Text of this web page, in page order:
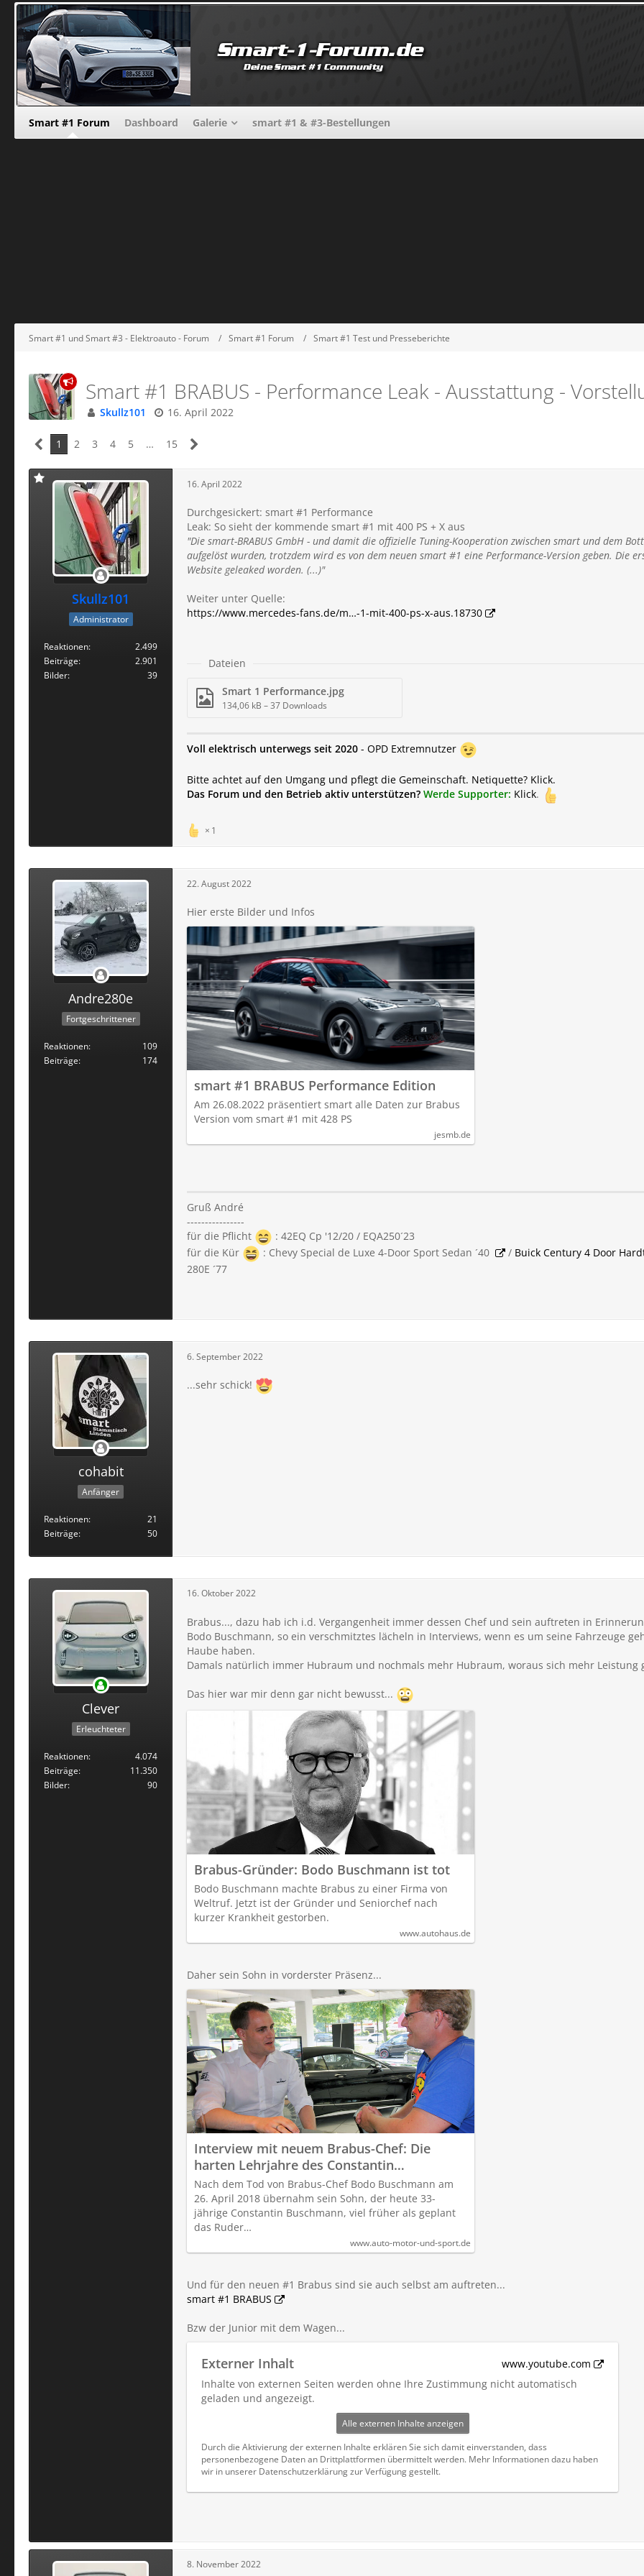
Smart #1 Forum Dashboard Galerie smart #1 & #3-Bestellungen
Smart #1 und Smart #3 - Elektroauto - Forum Smart #1 Forum Smart #1 Test und Presseberichte
Smart #1 BRABUS - Performance Leak - Ausstattung -
Skullz101 16. April 2022
1 2 3 4 5 … 15
Skullz101
Administrator
Reaktionen
2.499
Beiträge
2.901
Bilder
39
16. April 2022
Durchgesickert: smart #1 Performance
Leak: So sieht der kommende smart #1 mit 400 PS + X aus
"Die smart-BRABUS GmbH - und damit die offizielle Tuning-Kooperation zwischen smart und dem
aufgelöst wurden, trotzdem wird es von dem neuen smart #1 eine Performance-Version geben. Die
Website geleaked worden. (...)"
Weiter unter Quelle:
https://www.mercedes-fans.de/m…-1-mit-400-ps-x-aus.18730
Dateien
Smart 1 Performance.jpg
134,06 kB – 37 Downloads
Voll elektrisch unterwegs seit 2020 - OPD Extremnutzer
Bitte achtet auf den Umgang und pflegt die Gemeinschaft. Netiquette? Klick.
Das Forum und den Betrieb aktiv unterstützen? Werde Supporter: Klick.
1
Andre280e
Fortgeschrittener
Reaktionen
109
Beiträge
174
22. August 2022
Hier erste Bilder und Infos
smart #1 BRABUS Performance Edition
Am 26.08.2022 präsentiert smart alle Daten zur Brabus
Version vom smart #1 mit 428 PS
jesmb.de
Gruß André
----------------
für die Pflicht
: 42EQ Cp '12/20 / EQA250´23
für die Kür
: Chevy Special de Luxe 4-Door Sport Sedan ´40 / Buick Century 4 Door
280E ´77
cohabit
Anfänger
Reaktionen
21
Beiträge
50
6. September 2022
...sehr schick!
Clever
Erleuchteter
Reaktionen
4.074
Beiträge
11.350
Bilder
90
16. Oktober 2022
Brabus..., dazu hab ich i.d. Vergangenheit immer dessen Chef und sein auftreten in
Bodo Buschmann, so ein verschmitztes lächeln in Interviews, wenn es um seine Fahrzeuge
Haube haben.
Damals natürlich immer Hubraum und nochmals mehr Hubraum, woraus sich mehr Leistung
Das hier war mir denn gar nicht bewusst...
Brabus-Gründer: Bodo Buschmann ist tot
Bodo Buschmann machte Brabus zu einer Firma von
Weltruf. Jetzt ist der Gründer und Seniorchef nach
kurzer Krankheit gestorben.
www.autohaus.de
Daher sein Sohn in vorderster Präsenz...
Interview mit neuem Brabus-Chef: Die
harten Lehrjahre des Constantin
Buschmann
Nach dem Tod von Brabus-Chef Bodo Buschmann am
26. April 2018 übernahm sein Sohn, der heute 33-
jährige Constantin Buschmann, viel früher als geplant
das Ruder…
www.auto-motor-und-sport.de
Und für den neuen #1 Brabus sind sie auch selbst am auftreten...
smart #1 BRABUS
Bzw der Junior mit dem Wagen...
Externer Inhalt
www.youtube.com
Inhalte von externen Seiten werden ohne Ihre Zustimmung nicht automatisch
geladen und angezeigt.
Alle externen Inhalte anzeigen
Durch die Aktivierung der externen Inhalte erklären Sie sich damit einverstanden, dass
personenbezogene Daten an Drittplattformen übermittelt werden. Mehr Informationen dazu haben
wir in unserer Datenschutzerklärung zur Verfügung gestellt.
8. November 2022